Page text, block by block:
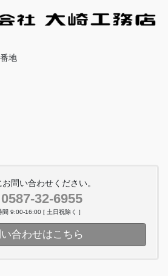
地
問い合わせください。
0587-32-6955
間 9:00-16:00 [ 土日祝除く ]
合わせはこちら